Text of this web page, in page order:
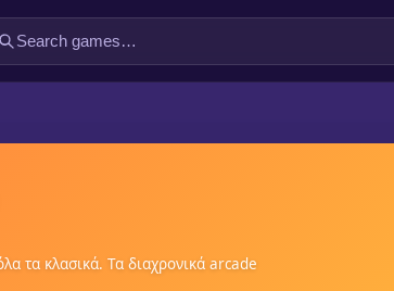
τα κλασικά. Τα διαχρονικά arcade